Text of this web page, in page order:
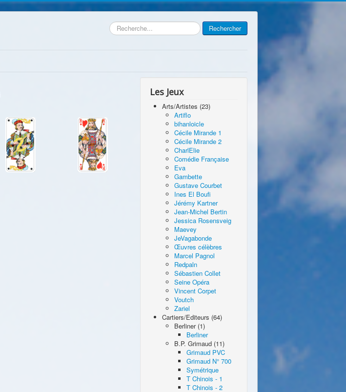
Rechercher Rechercher
Les Jeux
Arts/Artistes (23)
Artiflo
bihanloicle
Cécile Mirande 1
Cécile Mirande 2
CharlElie
Comédie Française
Eva
Gambette
Gustave Courbet
Ines El Boufi
Jérémy Kartner
Jean-Michel Bertin
Jessica Rosensveig
Maevey
JeVagabonde
Œuvres célèbres
Marcel Pagnol
Redpaln
Sébastien Collet
Seine Opéra
Vincent Corpet
Voutch
Zariel
Cartiers/Editeurs (64)
Berliner (1)
Berliner
B.P. Grimaud (11)
Grimaud PVC
Grimaud N° 700
Symétrique
T Chinois - 1
T Chinois - 2